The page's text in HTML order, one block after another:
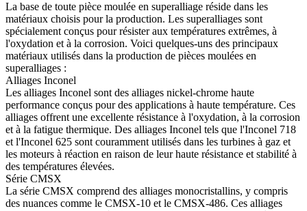
La base de toute pièce moulée en superalliage réside dans les
matériaux choisis pour la production. Les superalliages sont
spécialement conçus pour résister aux températures extrêmes, à
l'oxydation et à la corrosion. Voici quelques-uns des principaux
matériaux utilisés dans la production de pièces moulées en
superalliages :
Alliages Inconel
Les alliages Inconel sont des alliages nickel-chrome haute
performance conçus pour des applications à haute température. Ces
alliages offrent une excellente résistance à l'oxydation, à la corrosion
et à la fatigue thermique. Des alliages Inconel tels que l'Inconel 718
et l'Inconel 625 sont couramment utilisés dans les turbines à gaz et
les moteurs à réaction en raison de leur haute résistance et stabilité à
des températures élevées.
Série CMSX
La série CMSX comprend des alliages monocristallins, y compris
des nuances comme le CMSX-10 et le CMSX-486. Ces alliages